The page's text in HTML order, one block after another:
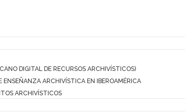
DIGITAL DE RECURSOS ARCHIVÍSTICOS)
ENSEÑANZA ARCHIVÍSTICA EN IBEROAMÉRICA
ARCHIVÍSTICOS